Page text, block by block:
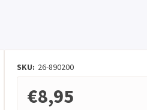
SKU: 26-890200
€8,95